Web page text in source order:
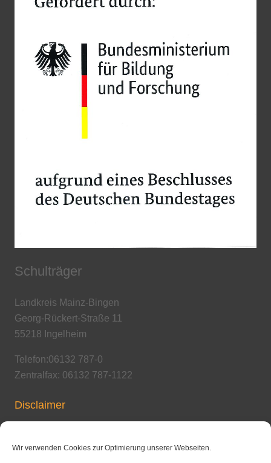
Wir verwenden Cookies zur Optimierung unserer Webseiten.
Schulträger
Landkreis Mainz-Bingen
Georg-Rückert-Straße 11
55218 Ingelheim
Telefon:06132 787-0
Zentralfax: 06132 787-1122
Disclaimer
Copyright / Urheberrecht